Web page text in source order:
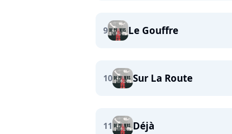
9 Le Gouffre
10 Sur La Route
11 Déjà